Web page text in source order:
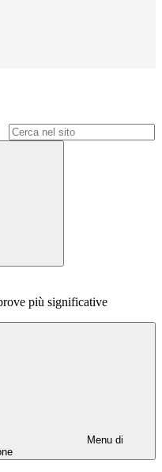
più significative
Menu di